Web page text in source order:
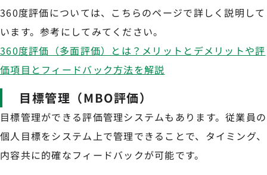
360度評価については、こちらのページで詳しく説明して
います。参考にしてみてください。
360度評価（多面評価）とは？メリットとデメリットや評
価項目とフィードバック方法を解説
目標管理（MBO評価）
目標管理ができる評価管理システムもあります。従業員の
個人目標をシステム上で管理できることで、タイミング、
内容共に的確なフィードバックが可能です。